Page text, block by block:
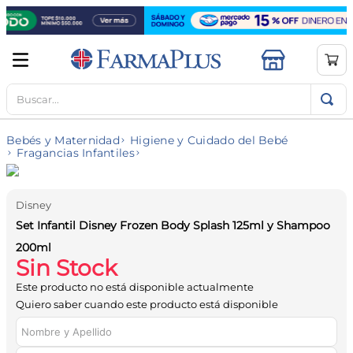
Buscar...
Bebés y Maternidad
Higiene y Cuidado del Bebé
Fragancias Infantiles
Disney
Set Infantil Disney Frozen Body Splash 125ml y Shampoo
200ml
Sin Stock
Este producto no está disponible actualmente
Quiero saber cuando este producto está disponible
TÉRMINOS MÁS BUSCADOS
1.
mela b3
2.
cerave limpieza
3
4.
loreal
5.
shampoo
6.
proteina
7.
ibuprofeno
8.
vitamina c
9 .
magnesio